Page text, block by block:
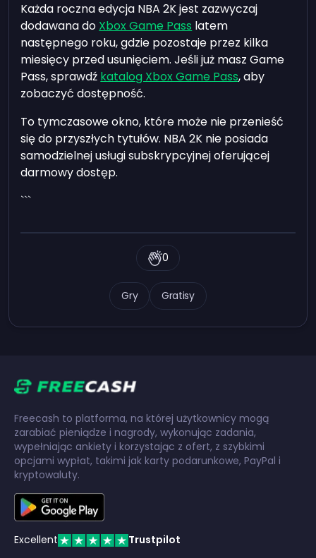
Każda roczna edycja NBA 2K jest zazwyczaj
dodawana do Xbox Game Pass latem
następnego roku, gdzie pozostaje przez kilka
miesięcy przed usunięciem. Jeśli już masz Game
Pass, sprawdź katalog Xbox Game Pass, aby
zobaczyć dostępność.
To tymczasowe okno, które może nie przenieść
się do przyszłych tytułów. NBA 2K nie posiada
samodzielnej usługi subskrypcyjnej oferującej
darmowy dostęp.
```
Gry Gratisy
0
Freecash to platforma, na której użytkownicy mogą
zarabiać pieniądze i nagrody, wykonując zadania,
wypełniając ankiety i korzystając z ofert, z szybkimi
opcjami wypłat, takimi jak karty podarunkowe, PayPal i
kryptowaluty.
Excellent Trustpilot